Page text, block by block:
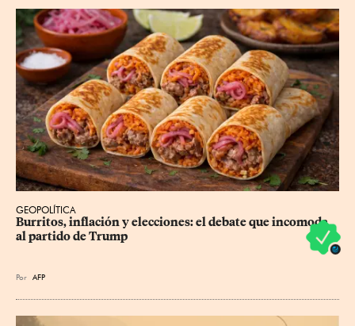
GEOPOLÍTICA
Burritos, inflación y elecciones: el debate que incomoda
al partido de Trump
Por AFP